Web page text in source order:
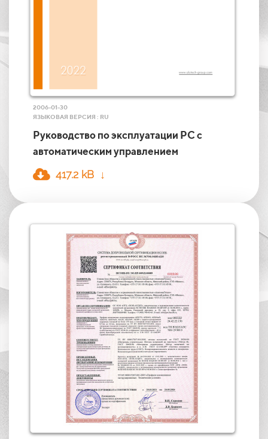
2006-01-30
ЯЗЫКОВАЯ ВЕРСИЯ : RU
Руководство по эксплуатации РС с
автоматическим управлением
417.2 kB ↓